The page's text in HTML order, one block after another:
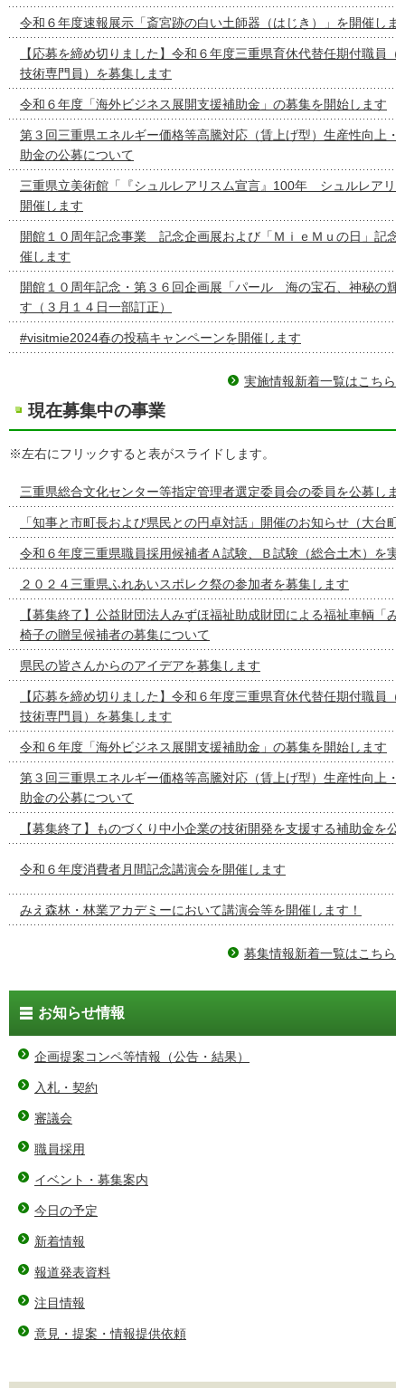
令和６年度速報展示「斎宮跡の白い土師器（はじき）」を開催しま
【応募を締め切りました】令和６年度三重県育休代替任期付職員
技術専門員）を募集します
令和６年度「海外ビジネス展開支援補助金」の募集を開始します
第３回三重県エネルギー価格等高騰対応（賃上げ型）生産性向上・
助金の公募について
三重県立美術館「『シュルレアリスム宣言』100年 シュルレアリ
開催します
開館１０周年記念事業 記念企画展および「ＭｉｅＭｕの日」記念
催します
開館１０周年記念・第３６回企画展「パール 海の宝石、神秘の輝
す（３月１４日一部訂正）
#visitmie2024春の投稿キャンペーンを開催します
実施情報新着一覧はこちら
現在募集中の事業
※左右にフリックすると表がスライドします。
三重県総合文化センター等指定管理者選定委員会の委員を公募しま
「知事と市町長および県民との円卓対話」開催のお知らせ（大台町
令和６年度三重県職員採用候補者Ａ試験、Ｂ試験（総合土木）を実
２０２４三重県ふれあいスポレク祭の参加者を募集します
【募集終了】公益財団法人みずほ福祉助成財団による福祉車輌「
椅子の贈呈候補者の募集について
県民の皆さんからのアイデアを募集します
【応募を締め切りました】令和６年度三重県育休代替任期付職員
技術専門員）を募集します
令和６年度「海外ビジネス展開支援補助金」の募集を開始します
第３回三重県エネルギー価格等高騰対応（賃上げ型）生産性向上・
助金の公募について
【募集終了】ものづくり中小企業の技術開発を支援する補助金を公
令和６年度消費者月間記念講演会を開催します
みえ森林・林業アカデミーにおいて講演会等を開催します！
募集情報新着一覧はこちら
お知らせ情報
企画提案コンペ等情報（公告・結果）
入札・契約
審議会
職員採用
イベント・募集案内
今日の予定
新着情報
報道発表資料
注目情報
意見・提案・情報提供依頼